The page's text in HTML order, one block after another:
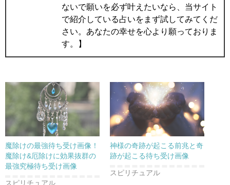
ないで願いを必ず叶えたいなら、当サイト
で紹介している占いをまず試してみてくだ
さい。あなたの幸せを心より願っておりま
す。】
魔除けの最強待ち受け画像！
魔除け&厄除けに効果抜群の
最強究極待ち受け画像
スピリチュアル
神様の奇跡が起こる前兆と奇
跡が起こる待ち受け画像
スピリチュアル